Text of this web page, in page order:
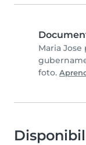
Maria
foto.